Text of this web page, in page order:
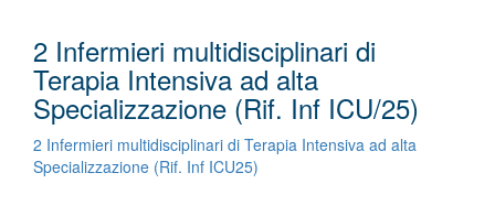
2 Infermieri multidisciplinari di
Terapia Intensiva ad alta
Specializzazione (Rif. Inf ICU/25)
2 Infermieri multidisciplinari di Terapia Intensiva ad alta
Specializzazione (Rif. Inf ICU25)